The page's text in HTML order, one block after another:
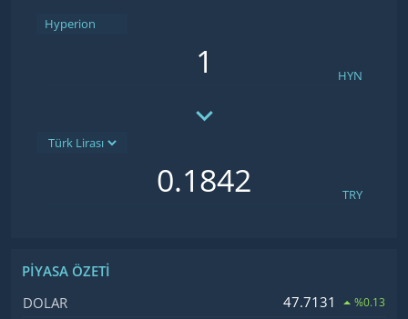
Hyperion
HYN
TRY
PIYASA ÖZETI
İsim, Kod
DOLAR 47.7131 %0.13